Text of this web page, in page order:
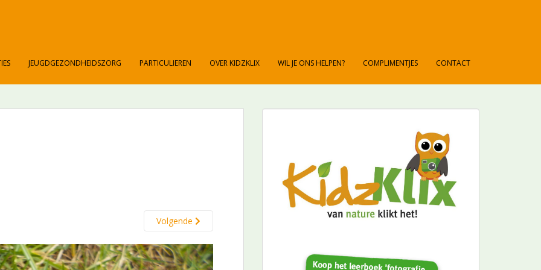
JEUGDGEZONDHEIDSZORG PARTICULIEREN OVER KIDZKLIX WIL JE ONS HELPEN? COMPLIMENTJES CONTACT
Volgende